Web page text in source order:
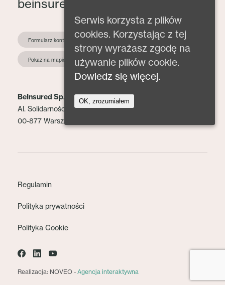
beinsured@beinsured.pl
Formularz kontaktowy
Pokaż na mapie
BeInsured Sp. z o.o.
Al. Solidarności 153 lok. 2
00-877 Warszawa
Regulamin
Polityka prywatności
Polityka Cookie
Realizacja: NOVEO - Agencja interaktywna
Serwis korzysta z plików
cookies. Korzystając z tej
strony wyrażasz zgodę na
używanie plików cookie.
Dowiedz się więcej.
OK, zrozumiałem